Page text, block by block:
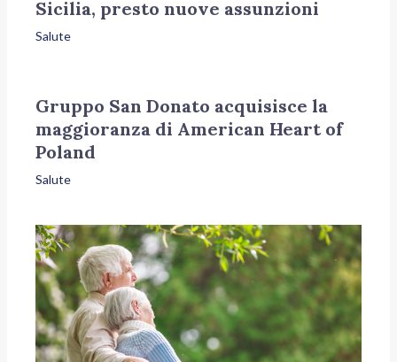
Sicilia, presto nuove assunzioni
Salute
Gruppo San Donato acquisisce la
maggioranza di American Heart of
Poland
Salute